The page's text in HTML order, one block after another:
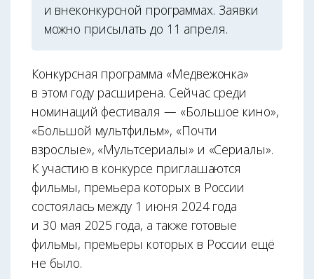
и внеконкурсной программах. Заявки
можно присылать до 11 апреля.
Конкурсная программа «Медвежонка»
в этом году расширена. Сейчас среди
номинаций фестиваля — «Большое кино»,
«Большой мультфильм», «Почти
взрослые», «Мультсериалы» и «Сериалы».
К участию в конкурсе приглашаются
фильмы, премьера которых в России
состоялась между 1 июня 2024 года
и 30 мая 2025 года, а также готовые
фильмы, премьеры которых в России ещё
не было.